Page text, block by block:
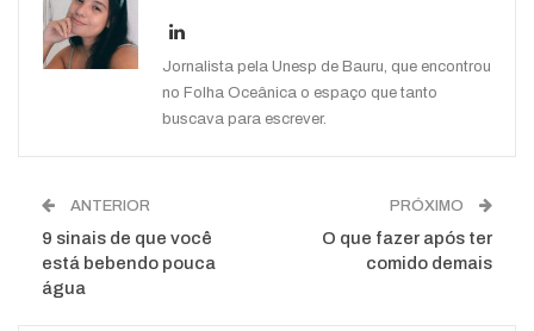
WhatsApp
Jornalista pela Unesp de Bauru, que encontrou
no Folha Oceânica o espaço que tanto
buscava para escrever.
ANTERIOR
9 sinais de que você
está bebendo pouca
água
PRÓXIMO
O que fazer após ter
comido demais